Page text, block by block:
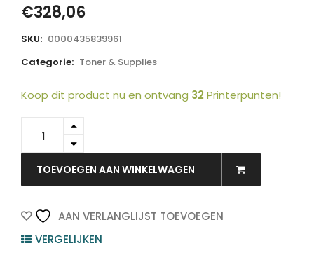
€328,06
SKU: 0000435839961
Categorie: Toner & Supplies
Koop dit product nu en ontvang 32Printerpunten!
RICOH
Toner
Cartridge
21.000vel
quantity
TOEVOEGEN AAN WINKELWAGEN
AAN VERLANGLIJST TOEVOEGEN
VERGELIJKEN